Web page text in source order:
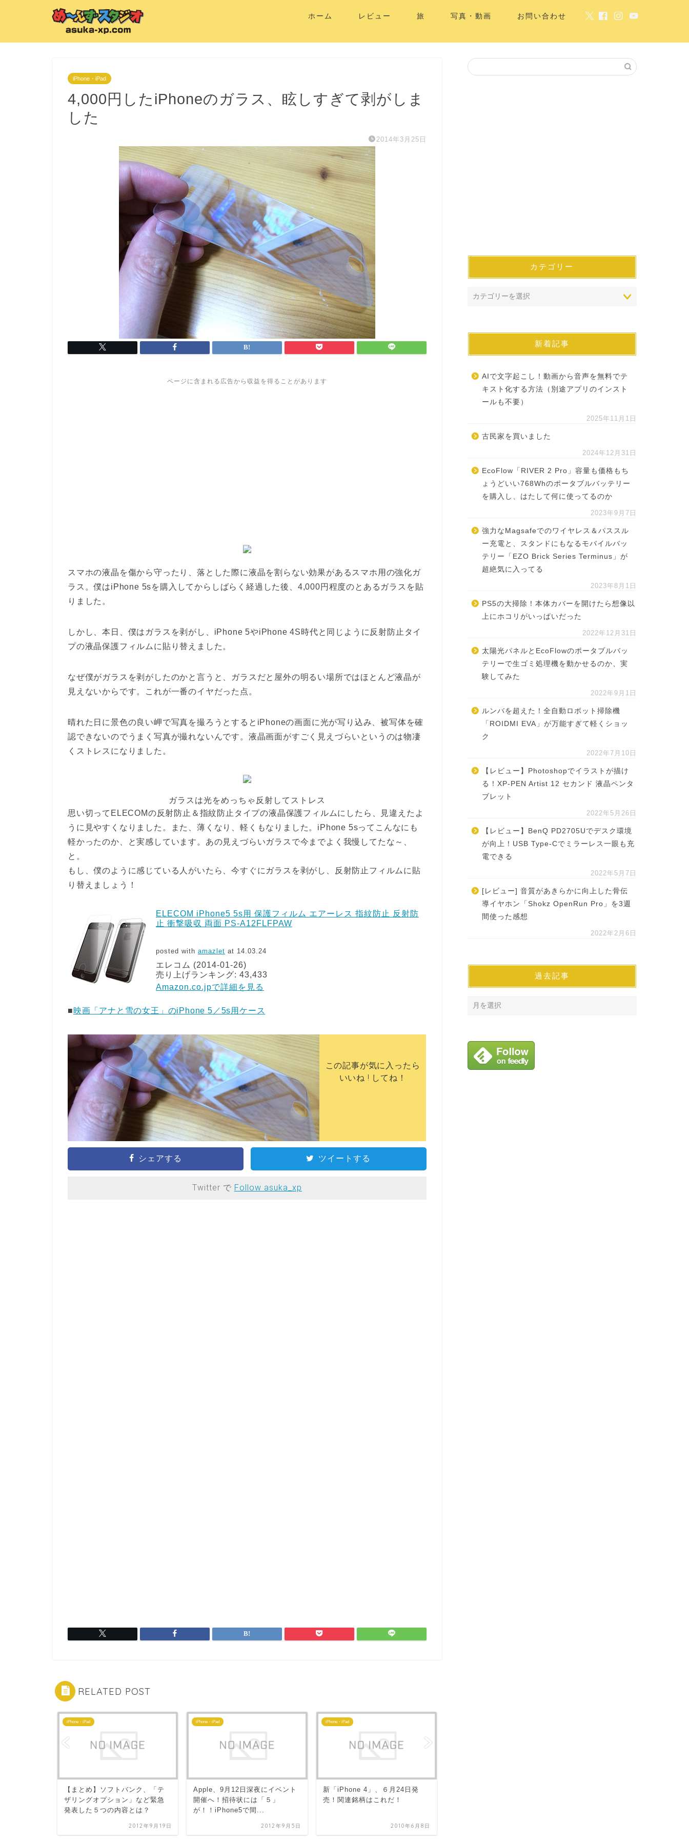
ホーム レビュー 旅 写真・動画 お問い合わせ
iPhone・iPad
4,000円したiPhoneのガラス、眩しすぎて剥がしま
した
2014年3月25日
ページに含まれる広告から収益を得ることがあります
スマホの液晶を傷から守ったり、落とした際に液晶を割らない効果があるスマホ用の強化ガ
ラス。僕はiPhone 5sを購入してからしばらく経過した後、4,000円程度のとあるガラスを貼
りました。
しかし、本日、僕はガラスを剥がし、iPhone 5やiPhone 4S時代と同じように反射防止タイ
プの液晶保護フィルムに貼り替えました。
なぜ僕がガラスを剥がしたのかと言うと、ガラスだと屋外の明るい場所ではほとんど液晶が
見えないからです。これが一番のイヤだった点。
晴れた日に景色の良い岬で写真を撮ろうとするとiPhoneの画面に光が写り込み、被写体を確
認できないのでうまく写真が撮れないんです。液晶画面がすごく見えづらいというのは物凄
くストレスになりました。
ガラスは光をめっちゃ反射してストレス
思い切ってELECOMの反射防止＆指紋防止タイプの液晶保護フィルムにしたら、見違えたよ
うに見やすくなりました。また、薄くなり、軽くもなりました。iPhone 5sってこんなにも
軽かったのか、と実感しています。あの見えづらいガラスで今までよく我慢してたな～、
と。
もし、僕のように感じている人がいたら、今すぐにガラスを剥がし、反射防止フィルムに貼
り替えましょう！
ELECOM iPhone5 5s用 保護フィルム エアーレス 指紋防止 反射防
止 衝撃吸収 両面 PS-A12FLFPAW
posted with amazlet at 14.03.24
エレコム (2014-01-26)
売り上げランキング: 43,433
Amazon.co.jpで詳細を見る
■映画「アナと雪の女王」のiPhone 5／5s用ケース
この記事が気に入ったら
いいね ! してね！
シェアする ツイートする
Twitter で Follow asuka_xp
RELATED POST
iPhone・iPad
【まとめ】ソフトバンク、「テ
ザリングオプション」など緊急
発表した５つの内容とは？
2012年9月19日
iPhone・iPad
Apple、9月12日深夜にイベント
開催へ！招待状には「５」
が！！iPhone5で間...
2012年9月5日
iPhone・iPad
新「iPhone 4」、６月24日発
売！関連銘柄はこれだ！
2010年6月8日
カテゴリー
新着記事
AIで文字起こし！動画から音声を無料でテ
キスト化する方法（別途アプリのインスト
ールも不要）
2025年11月1日
古民家を買いました
2024年12月31日
EcoFlow「RIVER 2 Pro」容量も価格もち
ょうどいい768Whのポータブルバッテリー
を購入し、はたして何に使ってるのか
2023年9月7日
強力なMagsafeでのワイヤレス＆パススル
ー充電と、スタンドにもなるモバイルバッ
テリー「EZO Brick Series Terminus」が
超絶気に入ってる
2023年8月1日
PS5の大掃除！本体カバーを開けたら想像以
上にホコリがいっぱいだった
2022年12月31日
太陽光パネルとEcoFlowのポータブルバッ
テリーで生ゴミ処理機を動かせるのか、実
験してみた
2022年9月1日
ルンバを超えた！全自動ロボット掃除機
「ROIDMI EVA」が万能すぎて軽くショッ
ク
2022年7月10日
【レビュー】Photoshopでイラストが描け
る！XP-PEN Artist 12 セカンド 液晶ペンタ
ブレット
2022年5月26日
【レビュー】BenQ PD2705Uでデスク環境
が向上！USB Type-Cでミラーレス一眼も充
電できる
2022年5月7日
[レビュー] 音質があきらかに向上した骨伝
導イヤホン「Shokz OpenRun Pro」を3週
間使った感想
2022年2月6日
過去記事